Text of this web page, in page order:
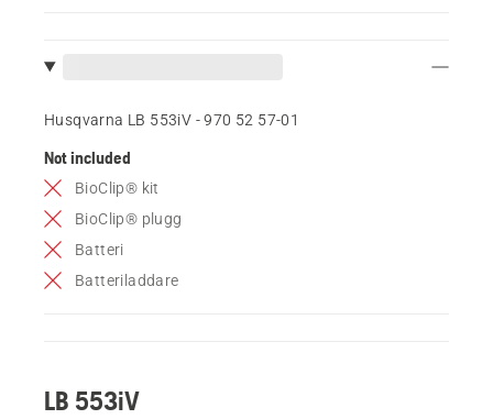
Husqvarna LB 553iV - 970 52 57‑01
Not included
BioClip® kit
BioClip® plugg
Batteri
Batteriladdare
LB 553iV